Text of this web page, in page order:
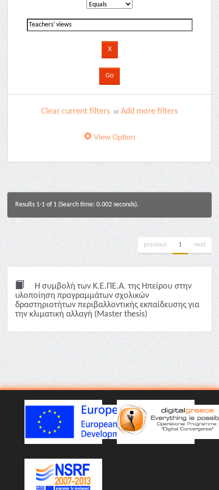
Clear current filters or Add more filters
View Option
Results 1-1 of 1 (Search time: 0.002 seconds).
previous 1 next
Η συμβολή των Κ.Ε.ΠΕ.Α. της Ηπείρου στην
υλοποίηση προγραμμάτων σχολικών
δραστηριοτήτων περιβαλλοντικής εκπαίδευσης για
την κλιματική αλλαγή (Master thesis)